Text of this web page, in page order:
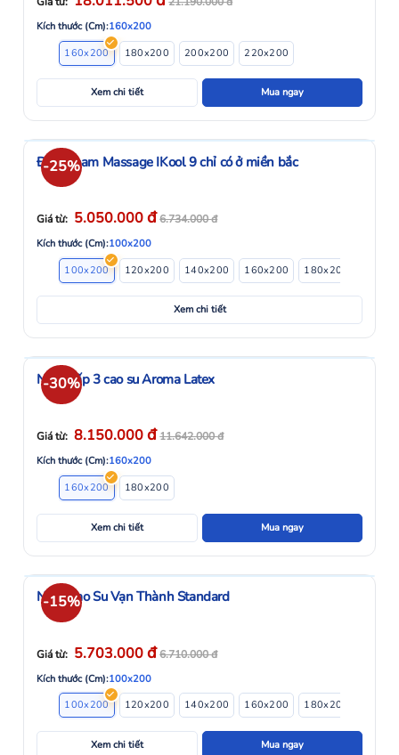
Kích thước (Cm):160x200
160x200
180x200 200x200 220x200
Xem chi tiết Mua ngay
-25%
Đệm Foam Massage IKool 9 chỉ có ở miền bắc
Giá từ: 5.050.000đ6.734.000đ
Kích thước (Cm):100x200
100x200
120x200 140x200 160x200 180x200
Xem chi tiết
-30%
Nệm gấp 3 cao su Aroma Latex
Giá từ: 8.150.000đ11.642.000đ
Kích thước (Cm):160x200
160x200
180x200
Xem chi tiết Mua ngay
-15%
Nệm Cao Su Vạn Thành Standard
Giá từ: 5.703.000đ6.710.000đ
Kích thước (Cm):100x200
100x200
120x200 140x200 160x200 180x200
Xem chi tiết Mua ngay